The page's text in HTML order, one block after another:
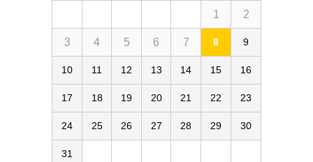
1 2
3 4 5 6 7 8 9
10 11 12 13 14 15 16
17 18 19 20 21 22 23
24 25 26 27 28 29 30
31